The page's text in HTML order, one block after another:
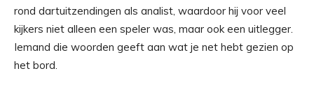
rond dartuitzendingen als analist, waardoor hij voor veel
kijkers niet alleen een speler was, maar ook een uitlegger.
Iemand die woorden geeft aan wat je net hebt gezien op
het bord.